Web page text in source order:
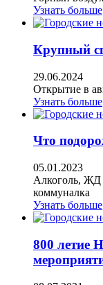
Узнать больше
Крупный
29.06.2024
Открытие в
Узнать больше
Что
05.01.2023
Алкоголь, ЖД
коммуналка
Узнать больше
800 летие